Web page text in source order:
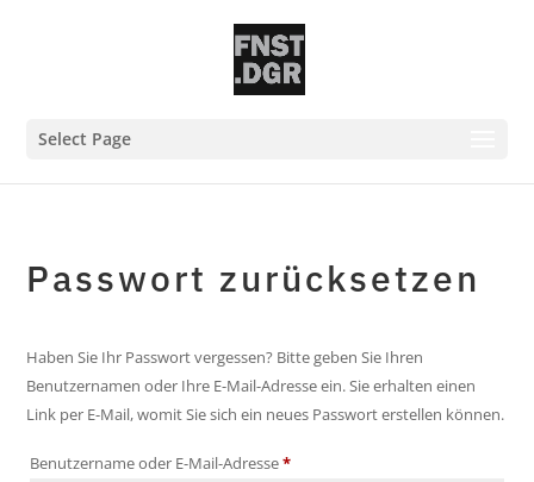
Select Page
Passwort zurücksetzen
Haben Sie Ihr Passwort vergessen? Bitte geben Sie Ihren
Benutzernamen oder Ihre E-Mail-Adresse ein. Sie erhalten einen
Link per E-Mail, womit Sie sich ein neues Passwort erstellen können.
Benutzername oder E-Mail-Adresse*Erforderlich